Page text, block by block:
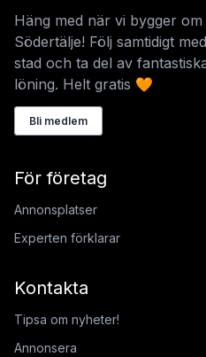
Häng med när vi bygger
Södertälje! Följ samtidigt
stad och ta del av
löning. Helt gratis 🧡
Bli medlem
För företag
Annonsplatser
Experten förklarar
Kontakta
Tipsa om nyheter!
Annonsera